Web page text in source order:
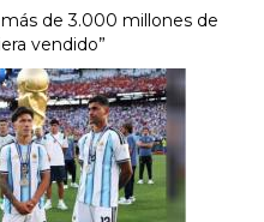
de 3.000 millones de
vendido”